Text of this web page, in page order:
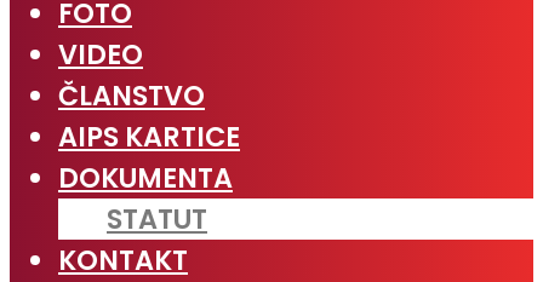
FOTO
VIDEO
ČLANSTVO
AIPS KARTICE
DOKUMENTA
STATUT
KONTAKT